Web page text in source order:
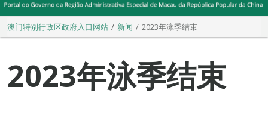
澳门特别行政区政府入口网站 新闻 2023年泳季结束
2023年泳季结束